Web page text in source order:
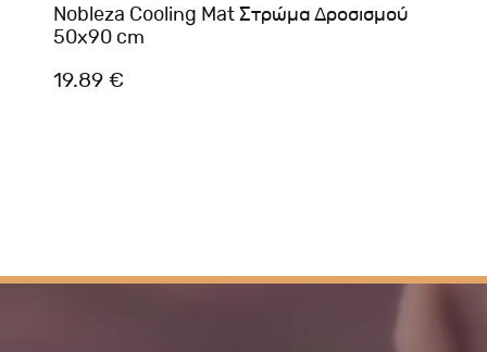
Nobleza Cooling Mat Στρώμα Δροσισμού
50x90 cm
19.89 €